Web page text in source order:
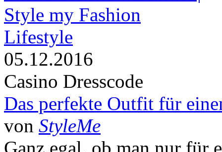
Lifestyle
05.12.2016
Casino Dresscode
Das perfekte Outfit für
von StyleMe